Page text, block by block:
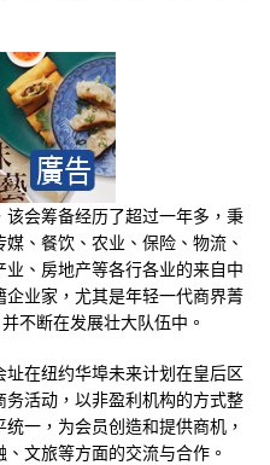
会筹备经历了超过一年多，秉
、餐饮、农业、保险、物流、
、房地产等各行各业的来自中
业家，尤其是年轻一代商界菁
不断在发展壮大队伍中。
在纽约华埠未来计划在皇后区
活动，以非盈利机构的方式整
一，为会员创造和提供商机，
文旅等方面的交流与合作。